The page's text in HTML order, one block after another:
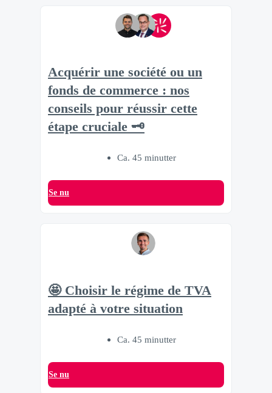
Acquérir une société ou un
fonds de commerce : nos
conseils pour réussir cette
étape cruciale 🗝
Ca. 45 minutter
Se nu
🤩 Choisir le régime de TVA
adapté à votre situation
Ca. 45 minutter
Se nu